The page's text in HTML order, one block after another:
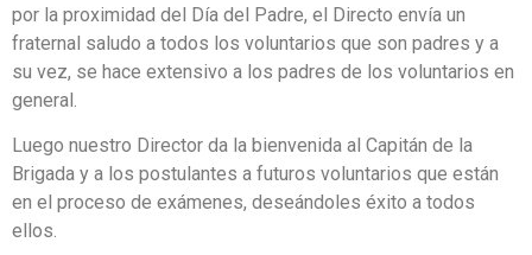
por la proximidad del Día del Padre, el Directo envía un
fraternal saludo a todos los voluntarios que son padres y a
su vez, se hace extensivo a los padres de los voluntarios en
general.
Luego nuestro Director da la bienvenida al Capitán de la
Brigada y a los postulantes a futuros voluntarios que están
en el proceso de exámenes, deseándoles éxito a todos
ellos.